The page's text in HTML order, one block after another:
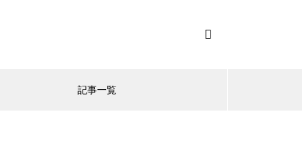
記事一覧